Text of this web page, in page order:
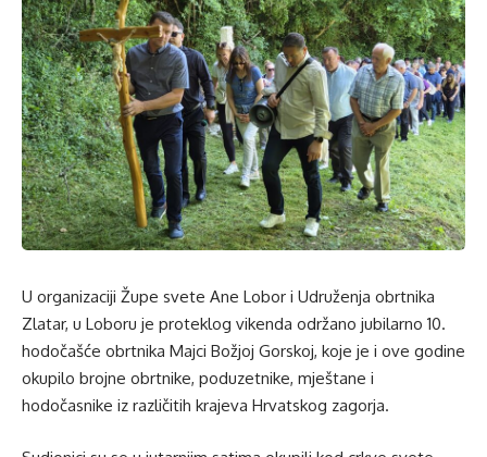
U organizaciji Župe svete Ane Lobor i Udruženja obrtnika
Zlatar, u Loboru je proteklog vikenda održano jubilarno 10.
hodočašće obrtnika Majci Božjoj Gorskoj, koje je i ove godine
okupilo brojne obrtnike, poduzetnike, mještane i
hodočasnike iz različitih krajeva Hrvatskog zagorja.